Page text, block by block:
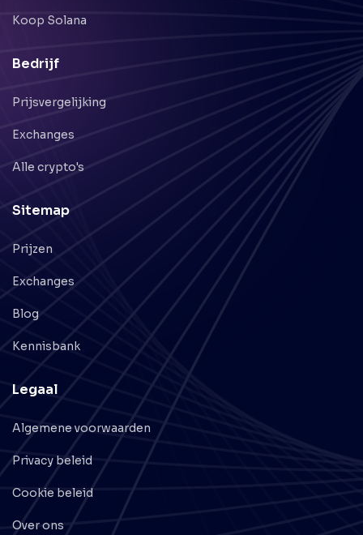
Koop Solana
Bedrijf
Prijsvergelijking
Exchanges
Alle crypto's
Sitemap
Prijzen
Exchanges
Blog
Kennisbank
Legaal
Algemene voorwaarden
Privacy beleid
Cookie beleid
Over ons